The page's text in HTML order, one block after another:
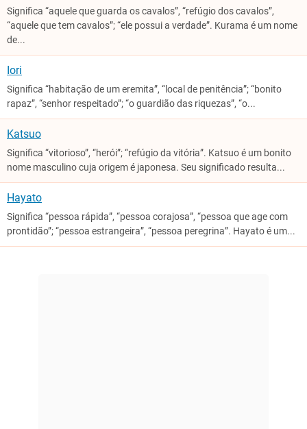
Significa “aquele que guarda os cavalos”, “refúgio dos cavalos”,
“aquele que tem cavalos”; “ele possui a verdade”. Kurama é um nome
de...
Iori
Significa “habitação de um eremita”, “local de penitência”; “bonito
rapaz”, “senhor respeitado”; “o guardião das riquezas”, “o...
Katsuo
Significa “vitorioso”, “herói”; “refúgio da vitória”. Katsuo é um bonito
nome masculino cuja origem é japonesa. Seu significado resulta...
Hayato
Significa “pessoa rápida”, “pessoa corajosa”, “pessoa que age com
prontidão”; “pessoa estrangeira”, “pessoa peregrina”. Hayato é um...